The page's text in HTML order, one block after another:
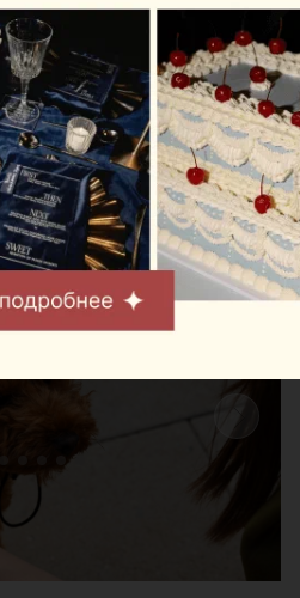
Цнянского водохранилища,
берег»),
фестиваль,
собак, кошек и других
на территорию